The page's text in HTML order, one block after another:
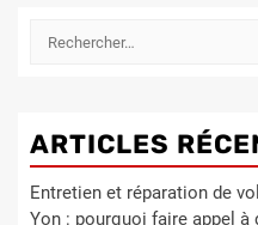
Rechercher :
ARTICLES
Entretien et réparation de
Yon : pourquoi faire appel à